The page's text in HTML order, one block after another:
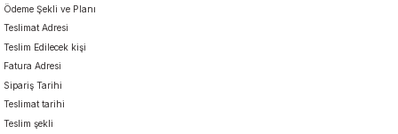
Ödeme Şekli ve Planı
Teslimat Adresi
Teslim Edilecek kişi
Fatura Adresi
Sipariş Tarihi
Teslimat tarihi
Teslim şekli